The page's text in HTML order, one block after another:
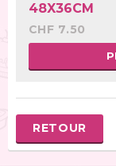
48X36CM
CHF 7.50
RETOUR